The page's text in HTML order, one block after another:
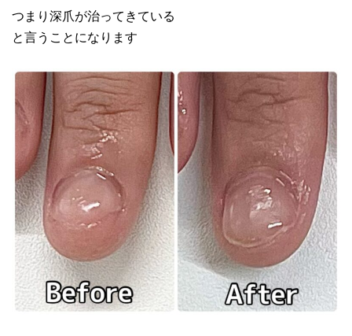
つまり深爪が治ってきている
と言うことになります